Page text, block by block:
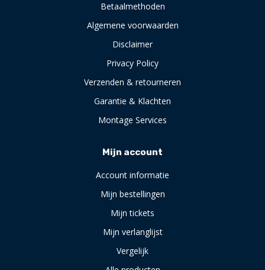
Betaalmethoden
Algemene voorwaarden
Disclaimer
Privacy Policy
Verzenden & retourneren
Garantie & Klachten
Montage Services
Mijn account
Account informatie
Mijn bestellingen
Mijn tickets
Mijn verlanglijst
Vergelijk